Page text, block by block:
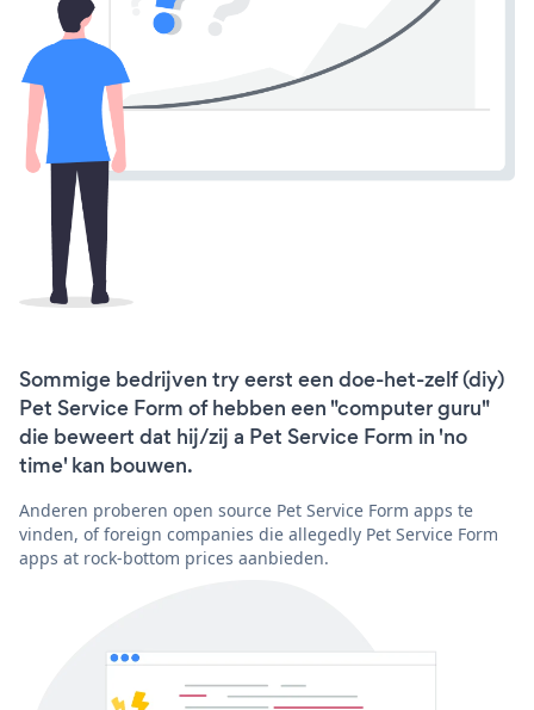
Sommige bedrijven try eerst een doe-het-zelf (diy)
Pet Service Form of hebben een "computer guru"
die beweert dat hij/zij a Pet Service Form in 'no
time' kan bouwen.
Anderen proberen open source Pet Service Form apps te
vinden, of foreign companies die allegedly Pet Service Form
apps at rock-bottom prices aanbieden.